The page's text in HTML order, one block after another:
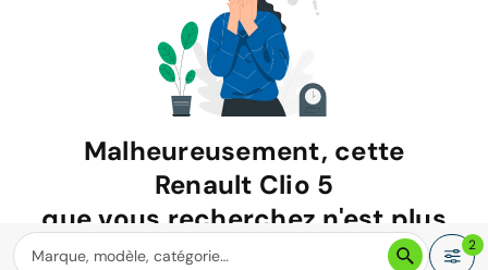
Malheureusement, cette
Renault Clio 5
que vous recherchez n'est plus
disponible.
2